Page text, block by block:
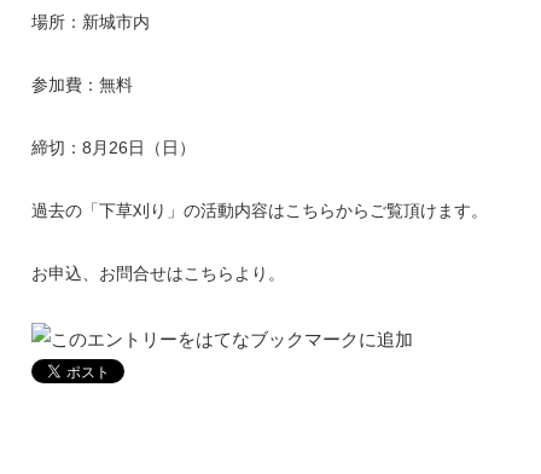
場所：新城市内
参加費：無料
締切：8月26日（日）
過去の「下草刈り」の活動内容はこちらからご覧頂けます。
お申込、お問合せはこちら より。